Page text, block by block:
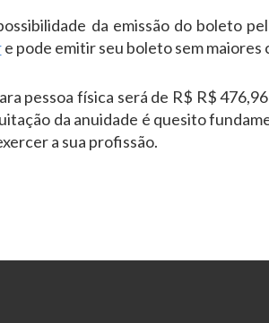
da emissão do boleto
e pode emitir seu boleto sem maiores
pessoa física será de R$ R$
da anuidade é quesito
a sua profissão.